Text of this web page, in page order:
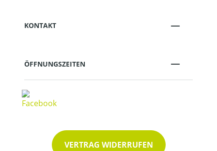
KONTAKT
ÖFFNUNGSZEITEN
VERTRAG WIDERRUFEN